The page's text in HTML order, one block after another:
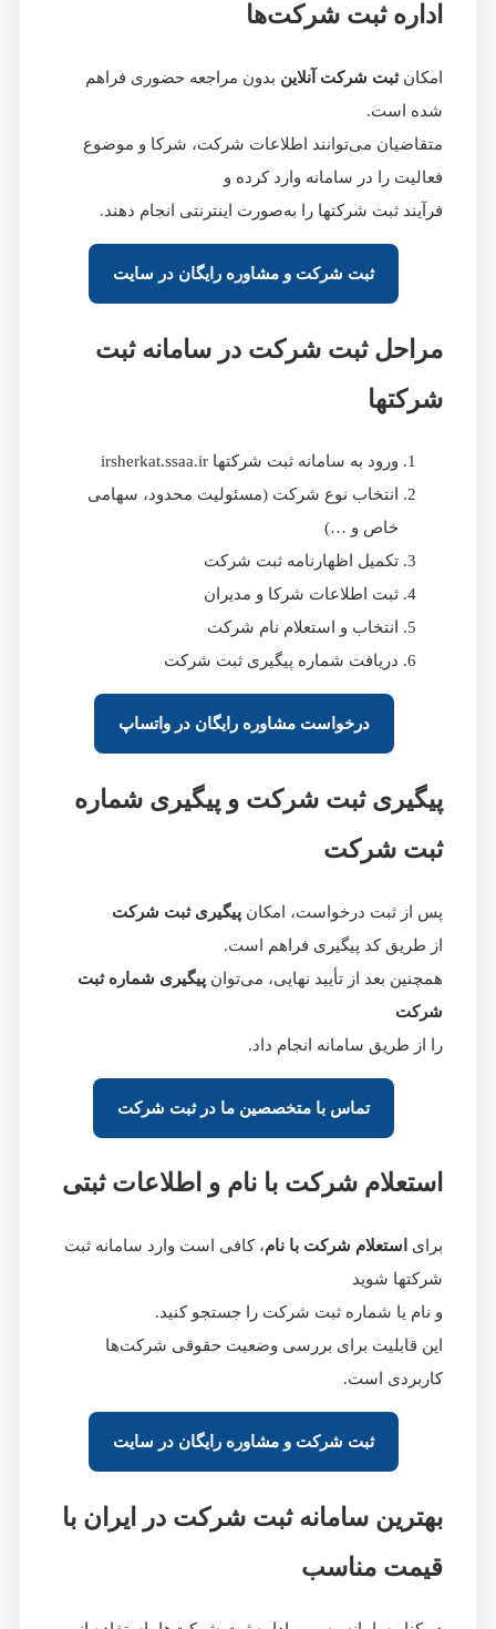
اداره ثبت شرکت‌ها
امکانثبت شرکت آنلاین بدون مراجعه حضوری فراهم
شده است.
متقاضیان می‌توانند اطلاعات شرکت، شرکا و موضوع
فعالیت را در سامانه وارد کرده و
فرآیند ثبت شرکتها را به‌صورت اینترنتی انجام دهند.
ثبت شرکت و مشاوره رایگان در سایت
مراحل ثبت شرکت در سامانه ثبت
شرکتها
ورود به سامانه ثبت شرکتها irsherkat.ssaa.ir
انتخاب نوع شرکت (مسئولیت محدود، سهامی
خاص و …)
تکمیل اظهارنامه ثبت شرکت
ثبت اطلاعات شرکا و مدیران
انتخاب و استعلام نام شرکت
دریافت شماره پیگیری ثبت شرکت
درخواست مشاوره رایگان در واتساپ
پیگیری ثبت شرکت و پیگیری شماره
ثبت شرکت
پس از ثبت درخواست، امکان پیگیری ثبت شرکت
از طریق کد پیگیری فراهم است.
همچنین بعد از تأیید نهایی، می‌توان پیگیری شماره ثبت
شرکت
را از طریق سامانه انجام داد.
تماس با متخصصین ما در ثبت شرکت
استعلام شرکت با نام و اطلاعات ثبتی
برای استعلام شرکت با نام، کافی است وارد سامانه ثبت
شرکتها شوید
و نام یا شماره ثبت شرکت را جستجو کنید.
این قابلیت برای بررسی وضعیت حقوقی شرکت‌ها
کاربردی است.
ثبت شرکت و مشاوره رایگان در سایت
بهترین سامانه ثبت شرکت در ایران با
قیمت مناسب